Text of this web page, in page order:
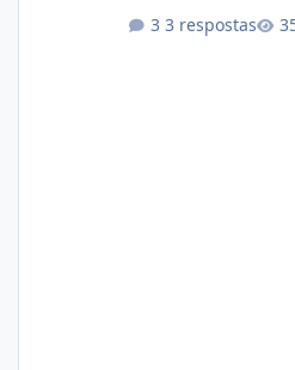
3 respostas